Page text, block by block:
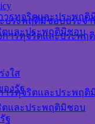
ารทุจริตและประพฤติ
ตและประพฤติมิชอบ
งใส
องรัฐ
ฐ
ประพฤติมิชอบประจำ
การทุจริตและประพฤ
ารทุจริตและประพฤติ
ตและประพฤติมิชอบ